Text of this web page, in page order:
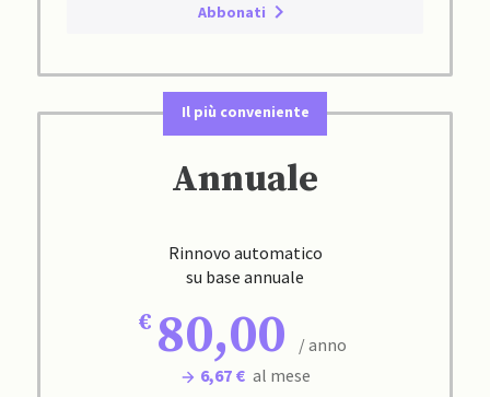
Abbonati
Il più conveniente
Annuale
Rinnovo automatico
su base annuale
80,00
/ anno
6,67 € al mese